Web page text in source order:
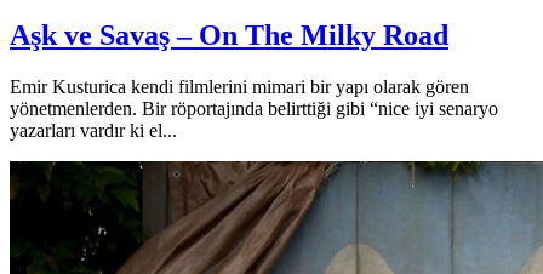
Aşk ve Savaş – On The Milky Road
Emir Kusturica kendi filmlerini mimari bir yapı olarak gören
yönetmenlerden. Bir röportajında belirttiği gibi “nice iyi senaryo
yazarları vardır ki el...